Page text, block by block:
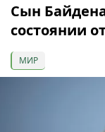
Сын
состоянии
МИР